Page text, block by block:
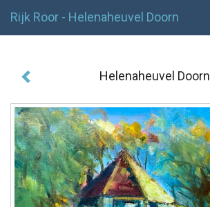
Rijk Roor - Helenaheuvel Doorn
Helenaheuvel Doorn